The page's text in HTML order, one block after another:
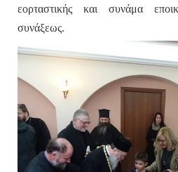
εορταστικής και συνάμα
συνάξεως.